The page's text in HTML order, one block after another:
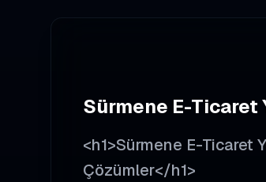
Sürmene E-Ticaret
<h1>Sürmene E-Ticaret
Çözümler</h1>